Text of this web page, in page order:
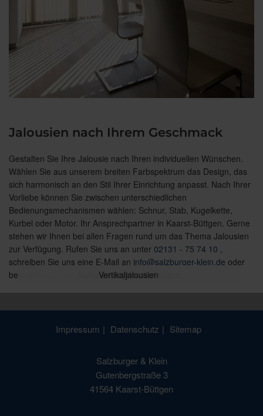
Außenjalousien / Raffstoren
Innenjalousien
Vertikaljalousien
Jalousien nach Ihrem Geschmack
Gestalten Sie Ihre Jalousie nach Ihren individuellen Wünschen.
Wählen Sie aus unserem breiten Farbspektrum das Design, das
sich harmonisch an den Stil Ihrer Einrichtung anpasst. Nach Ihrer
Vorliebe können Sie zwischen unterschiedlichen
Bedienungsmechanismen wählen: Schnur, Stab, Kugelkette,
Kurbel oder Motor. Ihr Ansprechpartner in Kaarst-Büttgen. Gerne
stehen wir Ihnen bei allen Fragen rund um das Thema Jalousien
zur Verfügung. Rufen Sie uns an unter 02131 - 75 74 10 ,
schreiben Sie uns eine E-Mail an info@salzburger-klein.de oder
besuchen Sie uns persönlich in Kaarst-Büttgen.
Impressum Datenschutz Sitemap
Salzburger & Klein
Gutenbergstraße 3
41564 Kaarst-Büttgen